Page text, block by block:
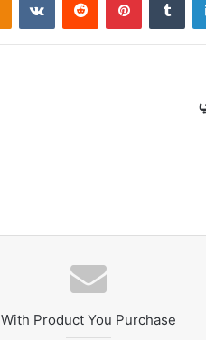
With Product You Purchase